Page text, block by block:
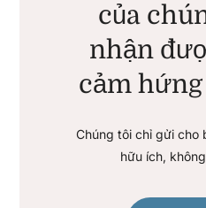
của
nhận
cảm hứng
Chúng tôi chỉ gửi cho
hữu ích,